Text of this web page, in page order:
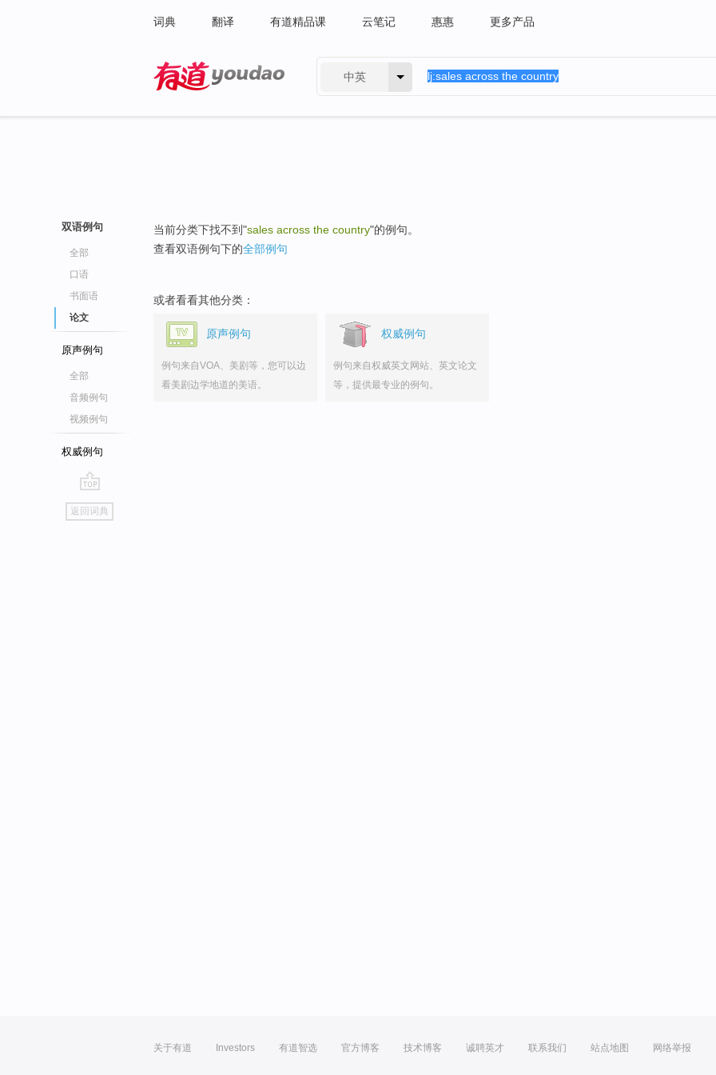
词典 翻译 有道精品课 云笔记 惠惠 更多产品
中英
双语例句
全部
口语
书面语
论文
原声例句
全部
音频例句
视频例句
权威例句
go
top
返回词典
当前分类下找不到"sales across the country"的例句。
查看双语例句下的全部例句
或者看看其他分类：
原声例句
例句来自VOA、美剧等，您可以边
看美剧边学地道的美语。
权威例句
例句来自权威英文网站、英文论文
等，提供最专业的例句。
关于有道 Investors 有道智选 官方博客 技术博客 诚聘英才 联系我们 站点地图 网络举报